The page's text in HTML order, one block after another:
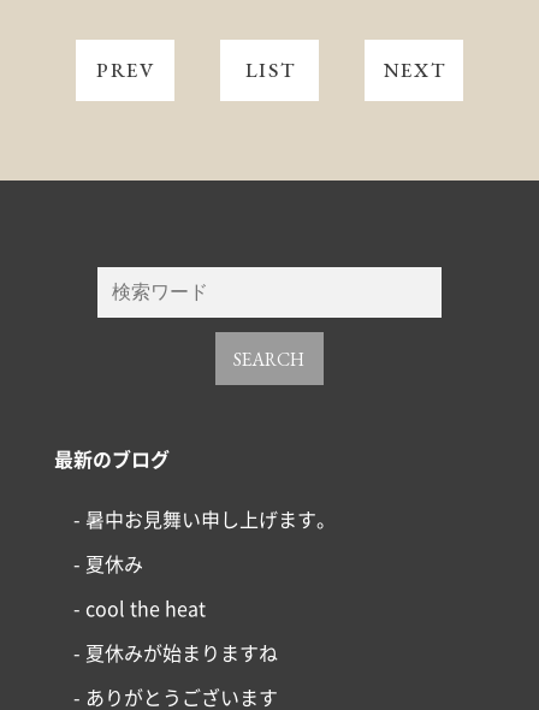
SEARCH
最新のブログ
- 暑中お見舞い申し上げます。
- 夏休み
- cool the heat
- 夏休みが始まりますね
- ありがとうございます
PREV LIST NEXT